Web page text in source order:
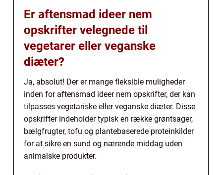
Er aftensmad ideer nem
opskrifter velegnede til
vegetarer eller veganske
diæter?
Ja, absolut! Der er mange fleksible muligheder
inden for aftensmad ideer nem opskrifter, der kan
tilpasses vegetariske eller veganske diæter. Disse
opskrifter indeholder typisk en række grøntsager,
bælgfrugter, tofu og plantebaserede proteinkilder
for at sikre en sund og nærende middag uden
animalske produkter.